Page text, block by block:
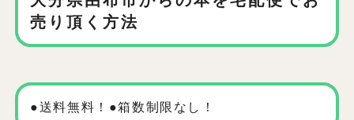
売り頂く方法
●送料無料！●箱数制限なし！